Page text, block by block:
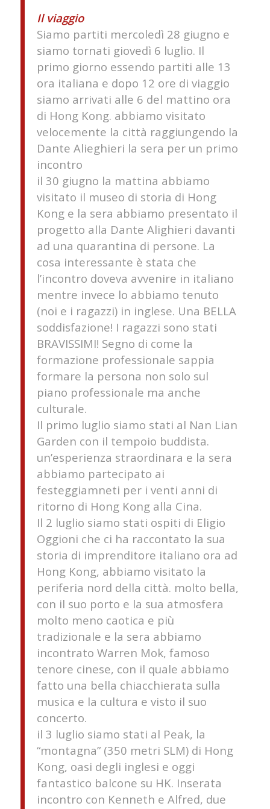
Il viaggio
Siamo partiti mercoledì 28 giugno e
siamo tornati giovedì 6 luglio. Il
primo giorno essendo partiti alle 13
ora italiana e dopo 12 ore di viaggio
siamo arrivati alle 6 del mattino ora
di Hong Kong. abbiamo visitato
velocemente la città raggiungendo la
Dante Alieghieri la sera per un primo
incontro
il 30 giugno la mattina abbiamo
visitato il museo di storia di Hong
Kong e la sera abbiamo presentato il
progetto alla Dante Alighieri davanti
ad una quarantina di persone. La
cosa interessante è stata che
l’incontro doveva avvenire in italiano
mentre invece lo abbiamo tenuto
(noi e i ragazzi) in inglese. Una BELLA
soddisfazione! I ragazzi sono stati
BRAVISSIMI! Segno di come la
formazione professionale sappia
formare la persona non solo sul
piano professionale ma anche
culturale.
Il primo luglio siamo stati al Nan Lian
Garden con il tempoio buddista.
un’esperienza straordinara e la sera
abbiamo partecipato ai
festeggiamneti per i venti anni di
ritorno di Hong Kong alla Cina.
Il 2 luglio siamo stati ospiti di Eligio
Oggioni che ci ha raccontato la sua
storia di imprenditore italiano ora ad
Hong Kong, abbiamo visitato la
periferia nord della città. molto bella,
con il suo porto e la sua atmosfera
molto meno caotica e più
tradizionale e la sera abbiamo
incontrato Warren Mok, famoso
tenore cinese, con il quale abbiamo
fatto una bella chiacchierata sulla
musica e la cultura e visto il suo
concerto.
il 3 luglio siamo stati al Peak, la
“montagna” (350 metri SLM) di Hong
Kong, oasi degli inglesi e oggi
fantastico balcone su HK. Inserata
incontro con Kenneth e Alfred, due